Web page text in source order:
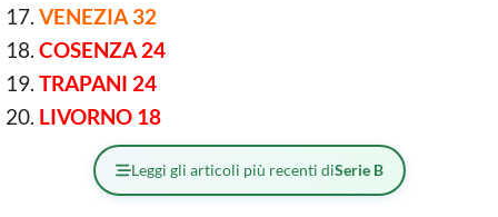
VENEZIA 32
COSENZA 24
TRAPANI 24
LIVORNO 18
Leggi gli articoli più recenti diSerie B